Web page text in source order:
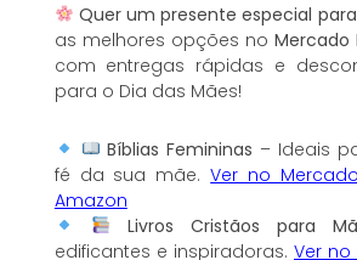
Quer um presente especial
as melhores opções noMercado
com entregas rápidas e
para o Dia das Mães!
Bíblias Femininas – Ideais
fé da sua mãe.Ver no
Amazon
Livros Cristãos para
edificantes e inspiradoras. Ver no